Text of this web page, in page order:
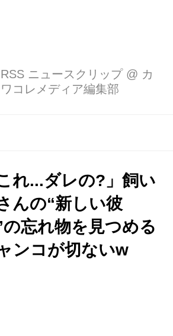
RSS ニュースクリップ @ カ
ワコレメディア編集部
これ...ダレの?」飼い
んの“新しい彼
の忘れ物を見つめる
ンコが切ないw